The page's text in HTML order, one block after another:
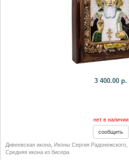
3 400.00 р.
нет в наличии
Дивеевская икона Иконы Сергия Радонежского
Средняя икона из бисера